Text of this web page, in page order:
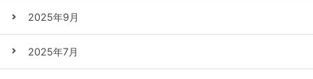
2025年9月
2025年7月